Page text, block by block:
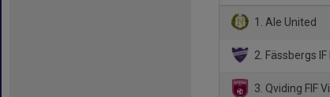
1. Ale United
2. Fässbergs IF
3. Qviding FIF